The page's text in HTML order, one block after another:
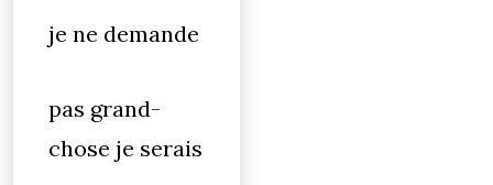
je ne demande
pas grand-
chose je serais